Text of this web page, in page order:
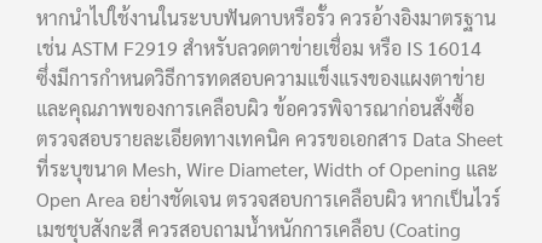
หากนำไปใช้งานในระบบฟันดาบหรือรั้ว ควรอ้างอิงมาตรฐาน
เช่น ASTM F2919 สำหรับลวดตาข่ายเชื่อม หรือ IS 16014
ซึ่งมีการกำหนดวิธีการทดสอบความแข็งแรงของแผงตาข่าย
และคุณภาพของการเคลือบผิว ข้อควรพิจารณาก่อนสั่งซื้อ
ตรวจสอบรายละเอียดทางเทคนิค ควรขอเอกสาร Data Sheet
ที่ระบุขนาด Mesh, Wire Diameter, Width of Opening และ
Open Area อย่างชัดเจน ตรวจสอบการเคลือบผิว หากเป็นไวร์
เมชชุบสังกะสี ควรสอบถามน้ำหนักการเคลือบ (Coating